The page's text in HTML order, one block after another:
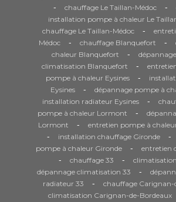
- chauffage Le Taillan-Médoc -
installation pompe à chaleur Le
chauffage Le Taillan-Médoc
-
Médoc
- chauffage Blanquefort -
chaleur Blanquefort
-
climatisation Blanquefort
-
pompe à chaleur Eysines -
Eysines
- dépannage pompe à
installation radiateur Eysines -
pompe à chaleur Lormont
-
Lormont
- entretien pompe à
- installation chauffage Gironde -
pompe à chaleur Gironde
- entretien
- chauffage 33 -
dépannage climatisation 33 -
radiateur 33
- chauffage Carignan-
climatisation Carignan-de-Bordeaux